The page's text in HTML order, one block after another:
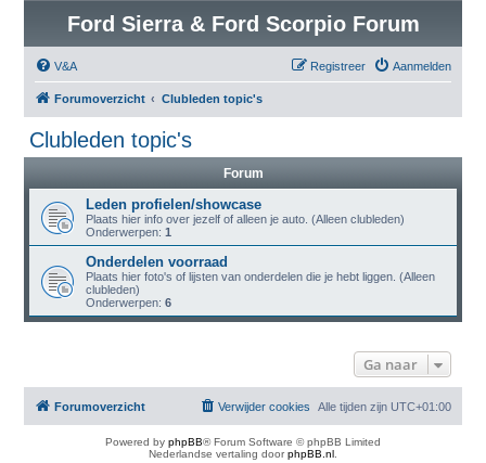
Ford Sierra & Ford Scorpio Forum
V&A Aanmelden
Registreer
Forumoverzicht Clubleden topic's
Clubleden topic's
Forum
Leden profielen/showcase
Plaats hier info over jezelf of alleen je auto. (Alleen clubleden)
Onderwerpen: 1
Onderdelen voorraad
Plaats hier foto's of lijsten van onderdelen die je hebt liggen. (Alleen
clubleden)
Onderwerpen: 6
Ga naar
Forumoverzicht Alle tijden zijn UTC+01:00
Verwijder cookies
Powered by phpBB® Forum Software © phpBB Limited
Nederlandse vertaling doorphpBB.nl